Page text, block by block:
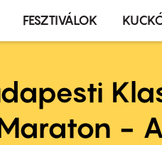
FESZTIVÁLOK
-